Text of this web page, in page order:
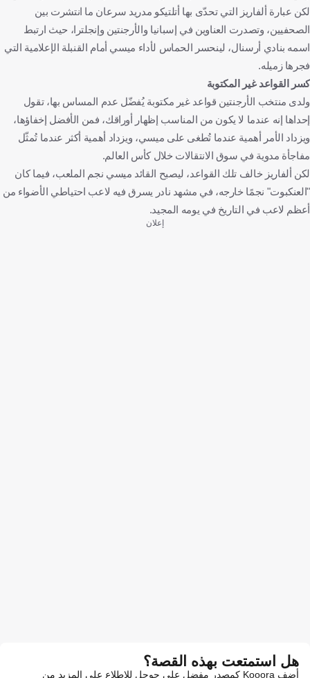
لكن عبارة ألفاريز التي تحدّى بها أتلتيكو مدريد سرعان ما انتشرت بين
الصحفيين، وتصدرت العناوين في إسبانيا والأرجنتين وإنجلترا، حيث ارتبط
اسمه بنادي أرسنال، لينحسر الحماس لأداء ميسي أمام القنبلة الإعلامية التي
فجرها زميله.
كسر القواعد غير المكتوبة
ولدى منتخب الأرجنتين قواعد غير مكتوبة يُفضّل عدم المساس بها، تقول
إحداها إنه عندما لا يكون من المناسب إظهار أوراقك، فمن الأفضل إخفاؤها،
ويزداد الأمر أهمية عندما تُطغى على ميسي، ويزداد أهمية أكثر عندما تُمثّل
مفاجأة مدوية في سوق الانتقالات خلال كأس العالم.
لكن ألفاريز خالف تلك القواعد، ليصبح القائد ميسي نجم الملعب، فيما كان
"العنكبوت" نجمًا خارجه، في مشهد نادر يسرق فيه لاعب احتياطي الأضواء من
أعظم لاعب في التاريخ في يومه المجيد.
إعلان
هل استمتعت بهذه القصة؟
أضف Kooora كمصدر مفضل على جوجل للاطلاع على المزيد من